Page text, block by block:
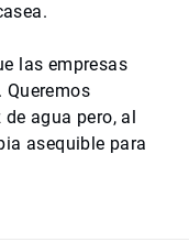
las empresas
agua pero, al
asequible para